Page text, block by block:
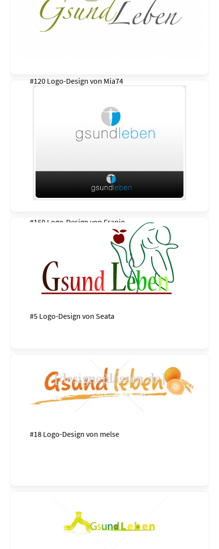
#120 Logo-Design von Mia74
#160 Logo-Design von Franjo
#5 Logo-Design von Seata
#18 Logo-Design von melse